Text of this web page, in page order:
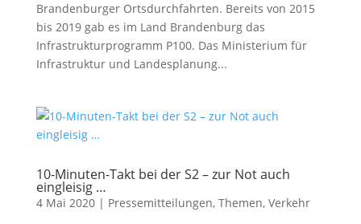
Brandenburger Ortsdurchfahrten. Bereits von 2015
bis 2019 gab es im Land Brandenburg das
Infrastrukturprogramm P100. Das Ministerium für
Infrastruktur und Landesplanung...
10-Minuten-Takt bei der S2 – zur Not auch
eingleisig …
4 Mai 2020| Pressemitteilungen, Themen, Verkehr